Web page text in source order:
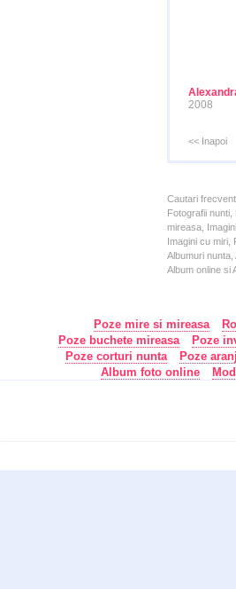
2008
<< Inapoi
Cautari
Fotografii
mireasa,
Imagini cu miri,
Albumuri nunta,
Album online si
Poze mire si mireasa
Poze buchete mireasa
Poze
Poze corturi nunta
Poze
Album foto online